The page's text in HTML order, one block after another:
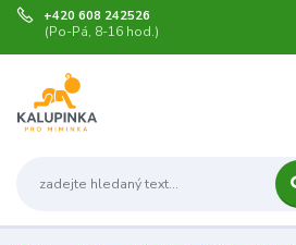
+420 608 242526
(Po-Pá, 8-16 hod.)